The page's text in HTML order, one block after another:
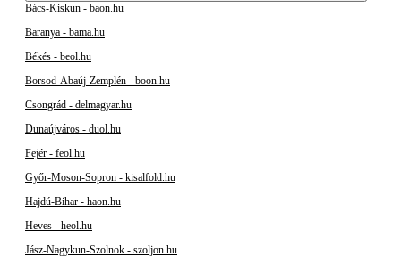
Bács-Kiskun - baon.hu
Baranya - bama.hu
Békés - beol.hu
Borsod-Abaúj-Zemplén - boon.hu
Csongrád - delmagyar.hu
Dunaújváros - duol.hu
Fejér - feol.hu
Győr-Moson-Sopron - kisalfold.hu
Hajdú-Bihar - haon.hu
Heves - heol.hu
Jász-Nagykun-Szolnok - szoljon.hu